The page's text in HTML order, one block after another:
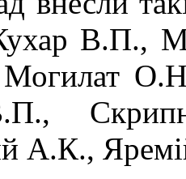
В.П.,
А.К.,